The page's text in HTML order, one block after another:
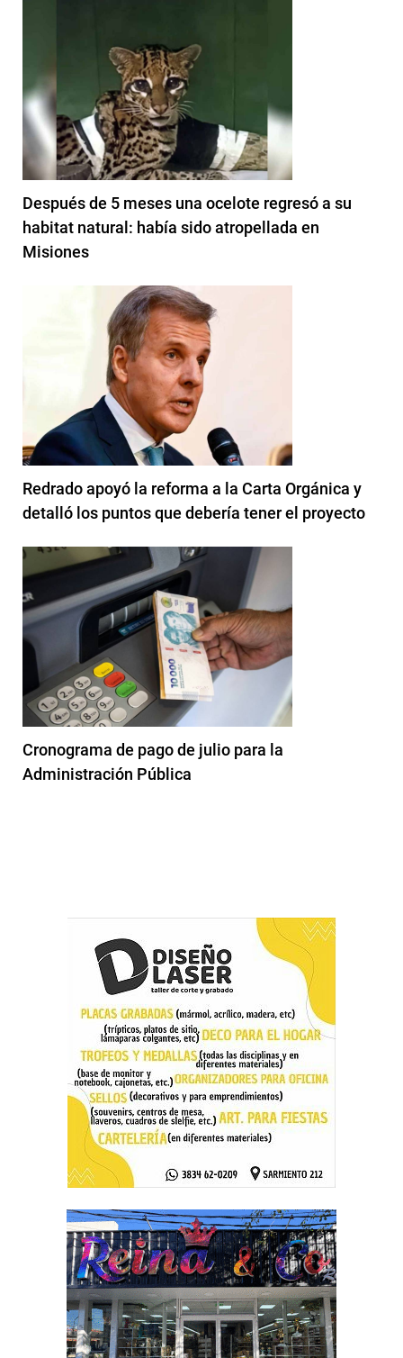
Después de 5 meses una ocelote regresó a su
habitat natural: había sido atropellada en
Misiones
Redrado apoyó la reforma a la Carta Orgánica y
detalló los puntos que debería tener el proyecto
Cronograma de pago de julio para la
Administración Pública